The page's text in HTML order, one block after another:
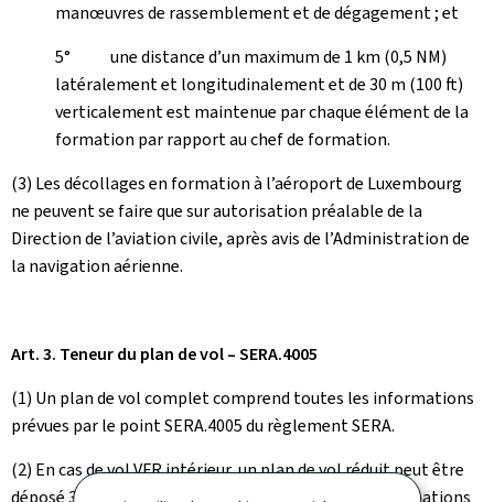
manœuvres de rassemblement et de dégagement ; et
5° une distance d’un maximum de 1 km (0,5 NM)
latéralement et longitudinalement et de 30 m (100 ft)
verticalement est maintenue par chaque élément de la
formation par rapport au chef de formation.
(3) Les décollages en formation à l’aéroport de Luxembourg
ne peuvent se faire que sur autorisation préalable de la
Direction de l’aviation civile, après avis de l’Administration de
la navigation aérienne.
Art. 3. Teneur du plan de vol – SERA.4005
(1) Un plan de vol complet comprend toutes les informations
prévues par le point SERA.4005 du règlement SERA.
(2) En cas de vol VFR intérieur, un plan de vol réduit peut être
déposé 30 minutes avant le vol. Il comprend les informations